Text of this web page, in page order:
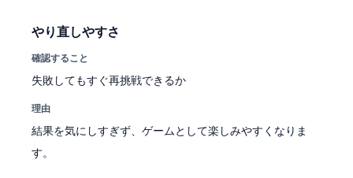
やり直しやすさ
確認すること
失敗してもすぐ再挑戦できるか
理由
結果を気にしすぎず、ゲームとして楽しみやすくなりま
す。